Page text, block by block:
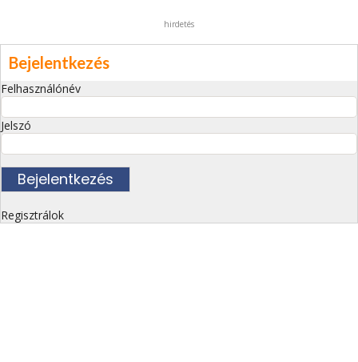
hirdetés
Bejelentkezés
Felhasználónév
Jelszó
Regisztrálok